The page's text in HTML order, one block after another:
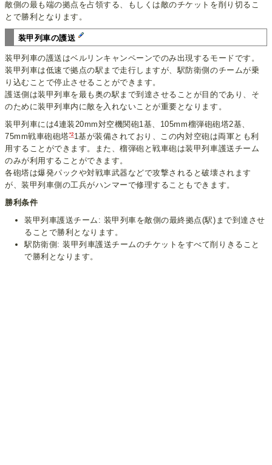
敵側の最も端の拠点を占領する、もしくは敵のチケットを削り切るこ
とで勝利となります。
装甲列車の護送
装甲列車の護送はベルリンキャンペーンでのみ出現するモードです。
装甲列車は低速で拠点の駅まで走行しますが、駅防衛側のチームが乗
り込むことで停止させることができます。
護送側は装甲列車を最も奥の駅まで到達させることが目的であり、そ
のために装甲列車内に敵を入れないことが重要となります。
装甲列車には4連装20mm対空機関砲1基、105mm榴弾砲砲塔2基、
75mm戦車砲砲塔*21基が装備されており、この内対空砲は両軍とも利
用することができます。また、榴弾砲と戦車砲は装甲列車護送チーム
のみが利用することができます。
各砲塔は爆発パックや対戦車武器などで攻撃されると破壊されます
が、装甲列車側の工兵がハンマーで修理することもできます。
勝利条件
装甲列車護送チーム: 装甲列車を敵側の最終拠点(駅)まで到達させ
ることで勝利となります。
駅防衛側: 装甲列車護送チームのチケットをすべて削りきること
で勝利となります。